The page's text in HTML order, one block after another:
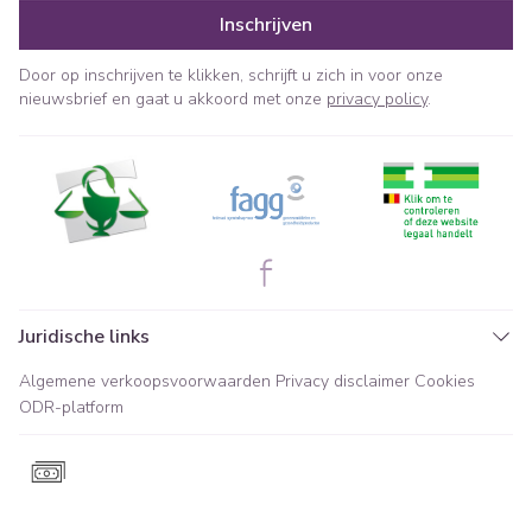
Inschrijven
Door op inschrijven te klikken, schrijft u zich in voor onze
nieuwsbrief en gaat u akkoord met onze privacy policy.
Juridische links
Algemene verkoopsvoorwaarden Privacy disclaimer Cookies
ODR-platform